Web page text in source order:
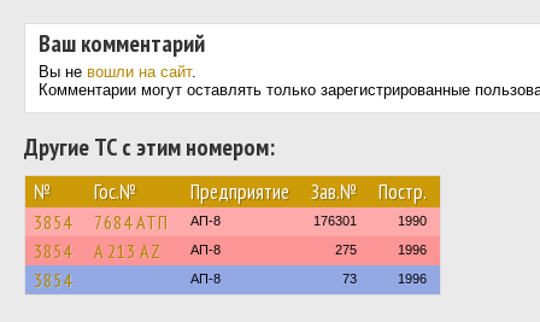
Ваш комментарий
Вы не вошли на сайт.
Комментарии могут оставлять только зарегистрированные
Другие ТС с этим номером:
№ Гос.№ Предприятие Зав.№ Постр.
3854 7684 АТП АП-8 176301 1990
3854 A 213 AZ АП-8 275 1996
3854 АП-8 73 1996